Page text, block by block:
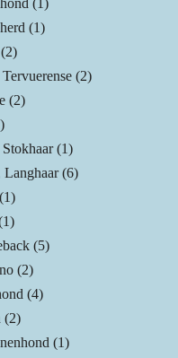
(1)
(1)
(2)
(2)
(1)
Langhaar (6)
(5)
(2)
(4)
(2)
(1)